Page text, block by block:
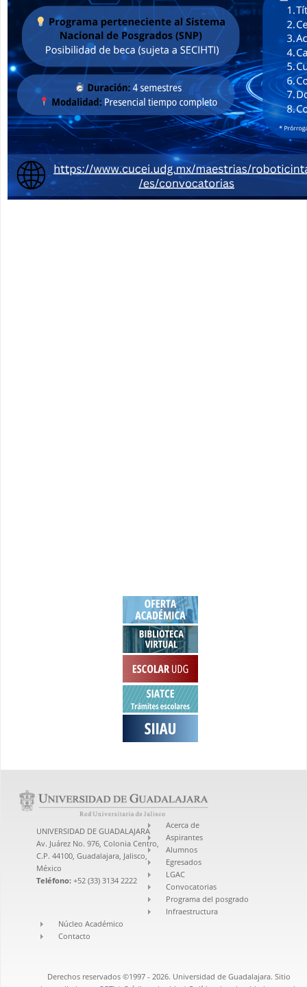
UNIVERSIDAD DE GUADALAJARA
Av. Juárez No. 976, Colonia Centro,
C.P. 44100, Guadalajara, Jalisco,
México
Teléfono: +52 (33) 3134 2222
Acerca de
Aspirantes
Alumnos
Egresados
LGAC
Convocatorias
Programa del posgrado
Infraestructura
Núcleo Académico
Contacto
Derechos reservados ©1997 - 2026. Universidad de Guadalajara. Sitio